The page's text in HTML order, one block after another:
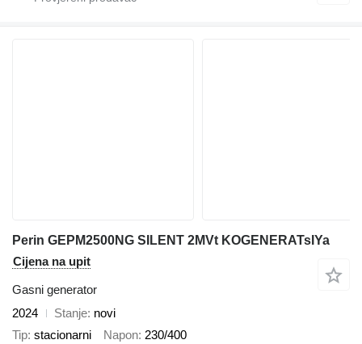
Perin GEPM2500NG SILENT 2MVt KOGENERATsIYa
Cijena na upit
Gasni generator
2024
Stanje novi
Tip stacionarni Napon 230/400